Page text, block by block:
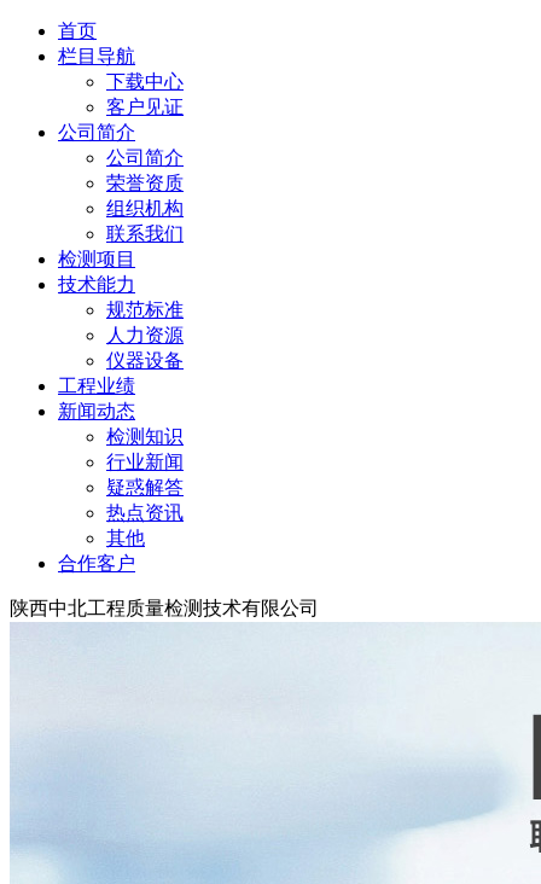
首页
栏目导航
下载中心
客户见证
公司简介
公司简介
荣誉资质
组织机构
联系我们
检测项目
技术能力
规范标准
人力资源
仪器设备
工程业绩
新闻动态
检测知识
行业新闻
疑惑解答
热点资讯
其他
合作客户
陕西中北工程质量检测技术有限公司